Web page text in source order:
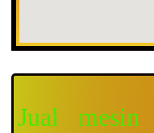
Jual